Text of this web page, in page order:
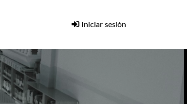
Iniciar sesión